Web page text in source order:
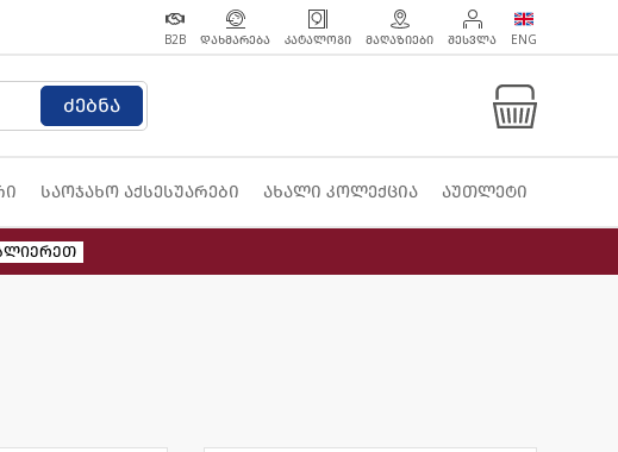
B2B ᲓᲐᲮᲛᲐᲠᲔᲑᲐ ᲙᲐᲢᲐᲚᲝᲒᲘ ᲛᲐᲦᲐᲖᲘᲔᲑᲘ ᲨᲔᲡᲕᲚᲐ ENG
ძებნა
საოჯახო აქსესუარები ახალი კოლექცია აუთლეტი